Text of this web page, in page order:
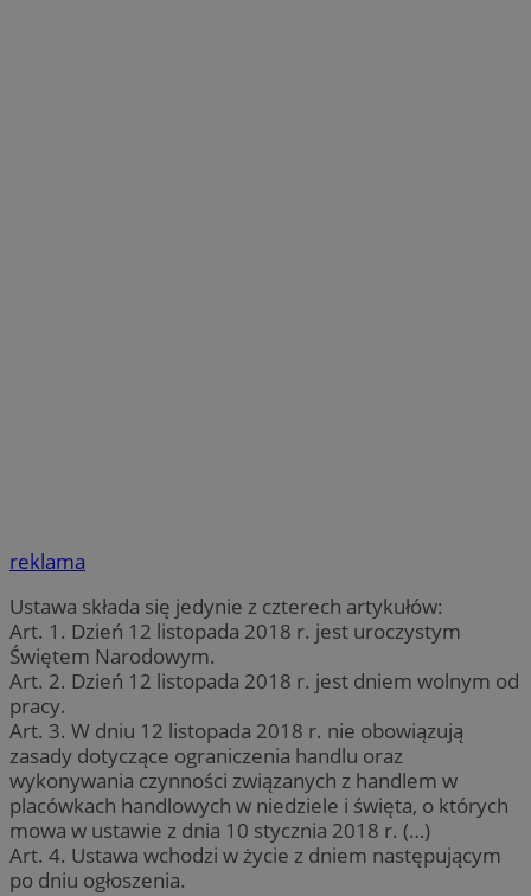
reklama
Ustawa składa się jedynie z czterech artykułów:
Art. 1. Dzień 12 listopada 2018 r. jest uroczystym
Świętem Narodowym.
Art. 2. Dzień 12 listopada 2018 r. jest dniem wolnym od
pracy.
Art. 3. W dniu 12 listopada 2018 r. nie obowiązują
zasady dotyczące ograniczenia handlu oraz
wykonywania czynności związanych z handlem w
placówkach handlowych w niedziele i święta, o których
mowa w ustawie z dnia 10 stycznia 2018 r. (…)
Art. 4. Ustawa wchodzi w życie z dniem następującym
po dniu ogłoszenia.